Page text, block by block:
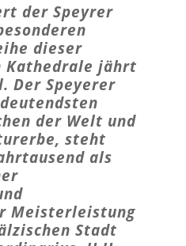
der Speyrer
dieser
Kathedrale jährt
Der Speyerer
der Welt und
steht
als
Meisterleistung
Stadt